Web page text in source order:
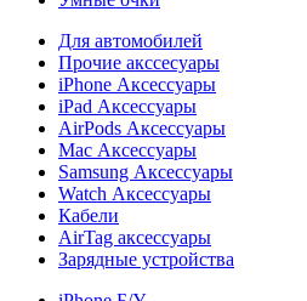
Для автомобилей
Прочие акссесуары
iPhone Аксессуары
iPad Аксессуары
AirPods Аксессуары
Mac Аксессуары
Samsung Аксессуары
Watch Аксессуары
Кабели
AirTag аксессуары
Зарядные устройства